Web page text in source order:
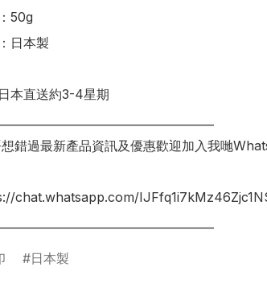
50g
日本製
直送約3-4星期
錯過最新產品資訊及優惠歡迎加入我哋
chat.whatsapp.com/
日本製